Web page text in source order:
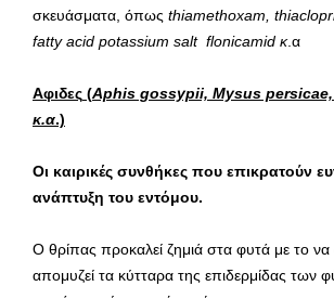
σκευάσματα, όπως thiamethoxam,
fattyacid potassium salt flonicamid κ.α
Αφιδες (Aphis gossypii, Mysus
κ.α.)
Οι καιρικές συνθήκες που επικρατούν
ανάπτυξη του εντόμου.
Ο θρίπας προκαλεί ζημιά στα φυτά με το να
απομυζεί τα κύτταρα της επιδερμίδας των